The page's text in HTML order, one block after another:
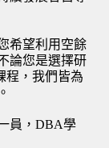
希望利用空餘
論您是選擇研
程，我們皆為
員，DBA學